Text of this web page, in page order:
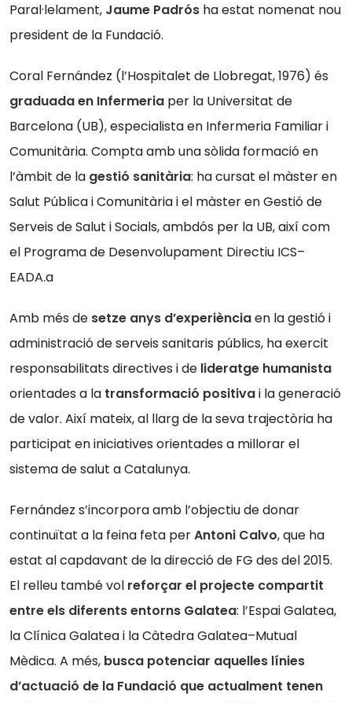
Paral·lelament, Jaume Padrós ha estat nomenat nou
president de la Fundació.
Coral Fernández (l’Hospitalet de Llobregat, 1976) és
graduada en Infermeria per la Universitat de
Barcelona (UB), especialista en Infermeria Familiar i
Comunitària. Compta amb una sòlida formació en
l’àmbit de la gestió sanitària: ha cursat el màster en
Salut Pública i Comunitària i el màster en Gestió de
Serveis de Salut i Socials, ambdós per la UB, així com
el Programa de Desenvolupament Directiu ICS–
EADA.a
Amb més de setze anys d’experiènciaen la gestió i
administració de serveis sanitaris públics, ha exercit
responsabilitats directives i de lideratge humanista
orientades a la transformació positivai la generació
de valor. Així mateix, al llarg de la seva trajectòria ha
participat en iniciatives orientades a millorar el
sistema de salut a Catalunya.
Fernández s’incorpora amb l’objectiu de donar
continuïtat a la feina feta perAntoni Calvo, que ha
estat al capdavant de la direcció de FG des del 2015.
El relleu també vol reforçar el projecte compartit
entre els diferents entorns Galatea: l’Espai Galatea,
la Clínica Galatea i la Càtedra Galatea–Mutual
Mèdica. A més, busca potenciar aquelles línies
d’actuació de la Fundació que actualment tenen